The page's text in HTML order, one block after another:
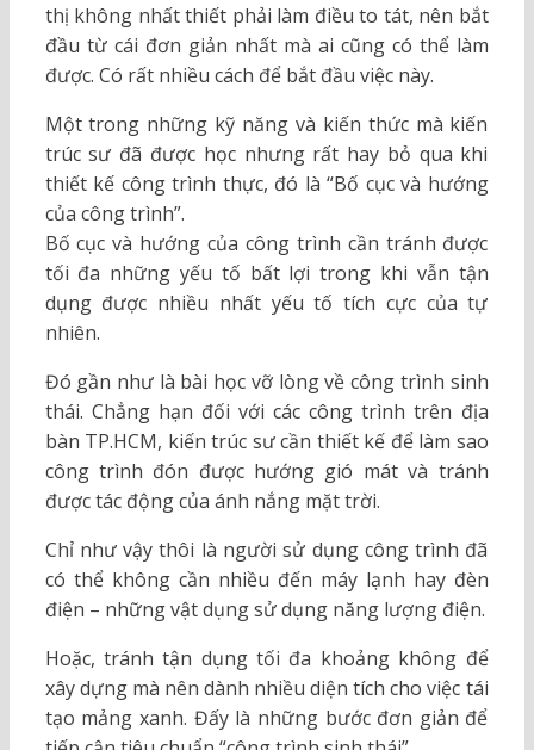
thị không nhất thiết phải làm điều to tát, nên bắt
đầu từ cái đơn giản nhất mà ai cũng có thể làm
được. Có rất nhiều cách để bắt đầu việc này.
Một trong những kỹ năng và kiến thức mà kiến
trúc sư đã được học nhưng rất hay bỏ qua khi
thiết kế công trình thực, đó là “Bố cục và hướng
của công trình”.
Bố cục và hướng của công trình cần tránh được
tối đa những yếu tố bất lợi trong khi vẫn tận
dụng được nhiều nhất yếu tố tích cực của tự
nhiên.
Đó gần như là bài học vỡ lòng về công trình sinh
thái. Chẳng hạn đối với các công trình trên địa
bàn TP.HCM, kiến trúc sư cần thiết kế để làm sao
công trình đón được hướng gió mát và tránh
được tác động của ánh nắng mặt trời.
Chỉ như vậy thôi là người sử dụng công trình đã
có thể không cần nhiều đến máy lạnh hay đèn
điện – những vật dụng sử dụng năng lượng điện.
Hoặc, tránh tận dụng tối đa khoảng không để
xây dựng mà nên dành nhiều diện tích cho việc tái
tạo mảng xanh. Đấy là những bước đơn giản để